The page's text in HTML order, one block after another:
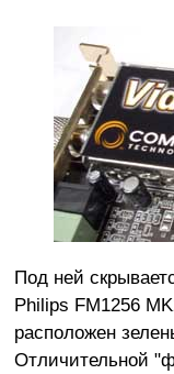
Под ней
Philips FM1256
расположен
Отличительной